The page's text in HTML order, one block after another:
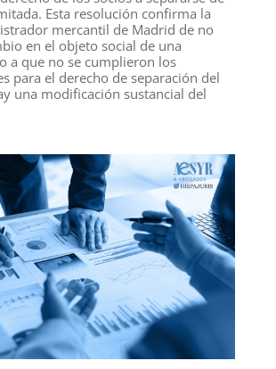
Esta resolución confirma la
mercantil de Madrid de no
en el objeto social de una
a que no se cumplieron los
para el derecho de separación del
una modificación sustancial del